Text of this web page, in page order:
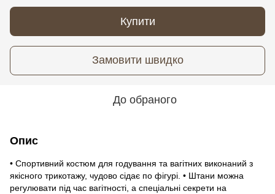
Купити
Замовити швидко
До обраного
Опис
• Спортивний костюм для годування та вагітних виконаний з
якісного трикотажу, чудово сідає по фігурі. • Штани можна
регулювати під час вагітності, а спеціальні секрети на